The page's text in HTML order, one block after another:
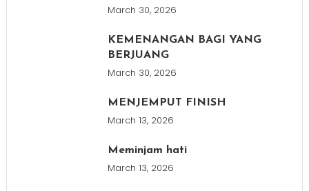
March 30, 2026
KEMENANGAN BAGI YANG
BERJUANG
March 30, 2026
MENJEMPUT FINISH
March 13, 2026
Meminjam hati
March 13, 2026